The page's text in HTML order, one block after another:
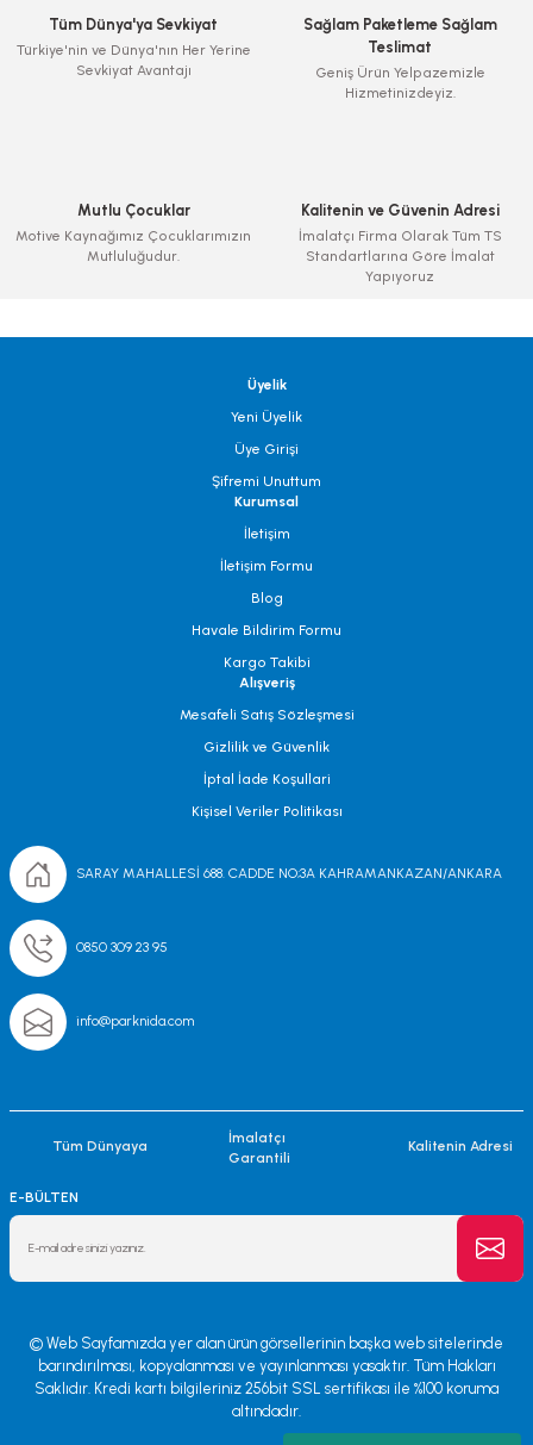
Tüm Dünya'ya Sevkiyat
Türkiye'nin ve Dünya'nın Her Yerine
Sevkiyat Avantajı
Sağlam Paketleme Sağlam
Teslimat
Geniş Ürün Yelpazemizle
Hizmetinizdeyiz.
Mutlu Çocuklar
Motive Kaynağımız Çocuklarımızın
Mutluluğudur.
Kalitenin ve Güvenin Adresi
İmalatçı Firma Olarak Tüm TS
Standartlarına Göre İmalat
Yapıyoruz
Üyelik
Yeni Üyelik
Üye Girişi
Şifremi Unuttum
Kurumsal
İletişim
İletişim Formu
Blog
Havale Bildirim Formu
Kargo Takibi
Alışveriş
Mesafeli Satış Sözleşmesi
Gizlilik ve Güvenlik
İptal İade Koşullari
Kişisel Veriler Politikası
SARAY MAHALLESİ 688. CADDE NO;3A KAHRAMANKAZAN/ANKARA
0850 309 23 95
info@parknida.com
Tüm Dünyaya
İmalatçı
Garantili
Kalitenin Adresi
E-BÜLTEN
© Web Sayfamızda yer alan ürün görsellerinin başka web sitelerinde
barındırılması, kopyalanması ve yayınlanması yasaktır. Tüm Hakları
Saklıdır. Kredi kartı bilgileriniz 256bit SSL sertifikası ile %100 koruma
altındadır.